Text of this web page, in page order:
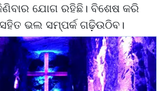
ଯୋଗ ରହିଛି। ବିଶେଷ କରି
ଭଲ ସମ୍ପର୍କ ଗଢ଼ିଉଠିବ।